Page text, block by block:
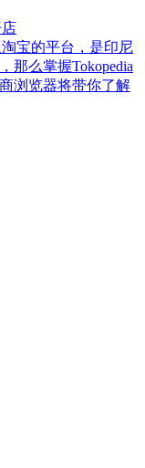
宝的平台，是印尼
那么掌握Tokopedia
浏览器将带你了解